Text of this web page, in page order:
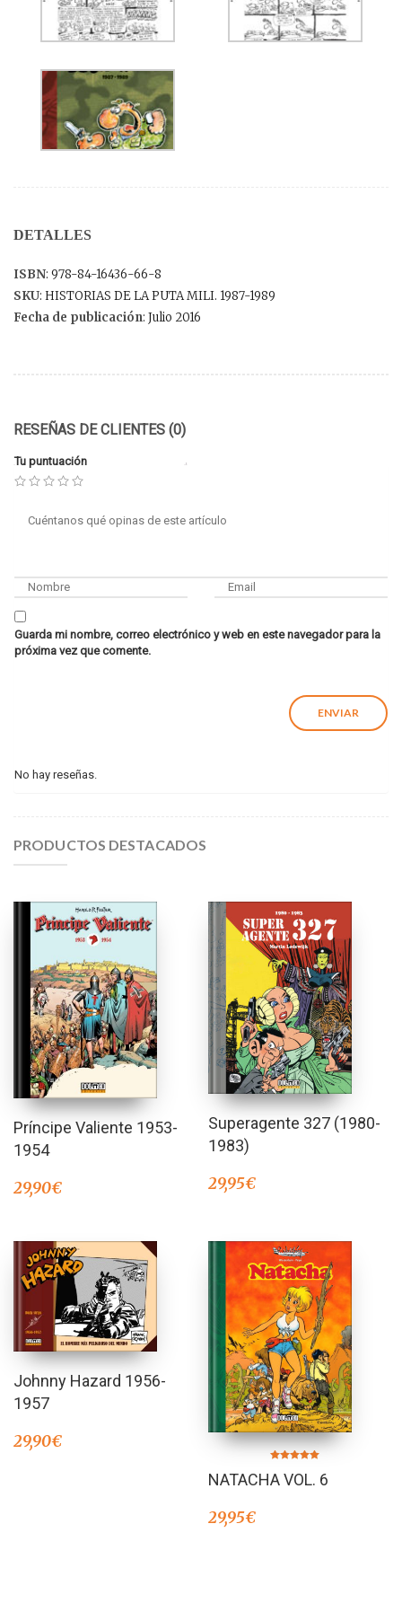
DETALLES
ISBN: 978-84-16436-66-8
SKU: HISTORIAS DE LA PUTA MILI. 1987-1989
Fecha de publicación: Julio 2016
RESEÑAS DE CLIENTES (0)
Tu puntuación
Guarda mi nombre, correo electrónico y web en este navegador para la
próxima vez que comente.
No hay reseñas.
PRODUCTOS DESTACADOS
Príncipe Valiente 1953-
1954
29,90€
Superagente 327 (1980-
1983)
29,95€
Johnny Hazard 1956-
1957
29,90€
5.00
de 5
NATACHA VOL. 6
29,95€